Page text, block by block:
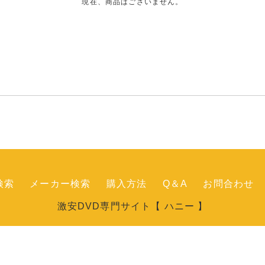
索 メーカー検索 購入方法 Q＆A お問合わせ
激安DVD専門サイト【 ハニー 】